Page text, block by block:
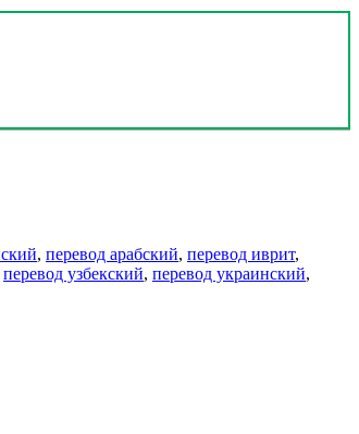
, перевод арабский, перевод иврит,
перевод узбекский, перевод украинский,